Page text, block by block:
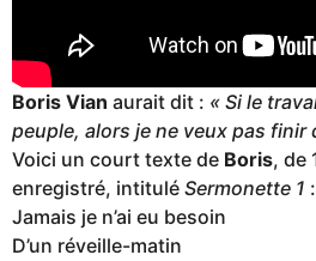
Boris Vian aurait dit : « Si le
peuple, alors je ne veux pas finir
Voici un court texte de Boris, de
enregistré, intitulé Sermonette 1 :
Jamais je n’ai eu besoin
D’un réveille-matin